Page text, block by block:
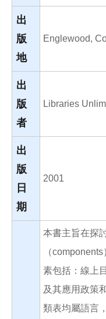
出
版
地
Englewood,
出
版
者
Libraries
出
版
日
期
2001
本書主旨在探
（
素包括：線上
及其應用政策
類表均屬語言